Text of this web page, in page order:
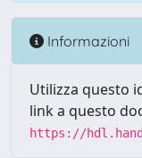
Informazioni
Utilizza questo
link a questo
https://